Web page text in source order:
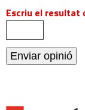
Escriu el resultat